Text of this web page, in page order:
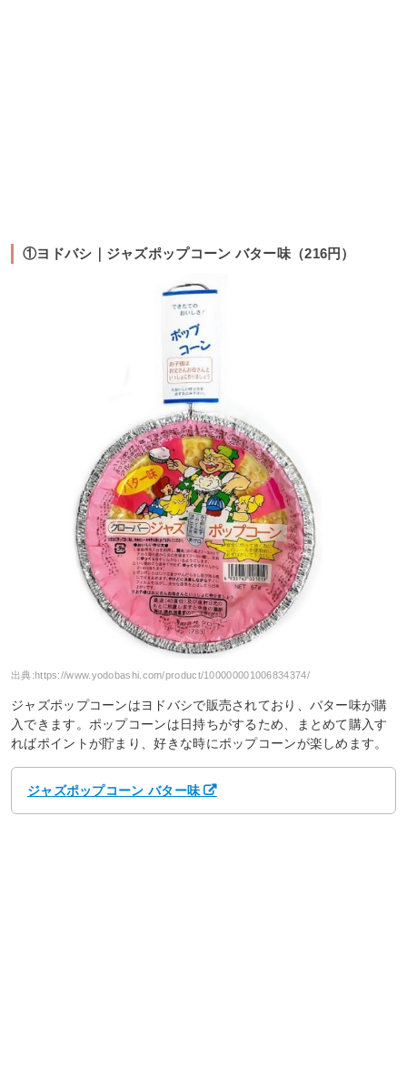
①ヨドバシ｜ジャズポップコーン バター味（216円）
出典: https://www.yodobashi.com/product/100000001006834374/
ジャズポップコーンはヨドバシで販売されており、バター味が購
入できます。ポップコーンは日持ちがするため、まとめて購入す
ればポイントが貯まり、好きな時にポップコーンが楽しめます。
ジャズポップコーン バター味